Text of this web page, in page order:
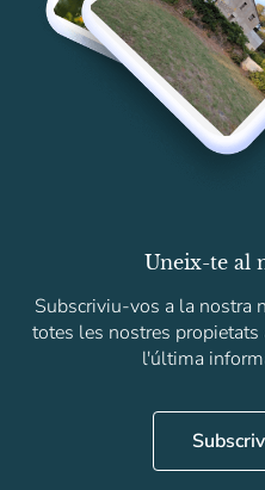
Uneix-te al
Subscriviu-vos a la nostra
totes les nostres propietats
l'última